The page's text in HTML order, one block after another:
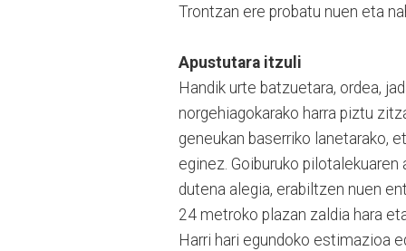
Trontzan ere probatu nuen eta
Apustutara itzuli
Handik urte batzuetara, ordea,
norgehiagokarako harra piztu
geneukan baserriko lanetarako,
eginez. Goiburuko
dutena alegia, erabiltzen nuen
24 metroko plazan zaldia hara
Harri hari egundoko estimazioa